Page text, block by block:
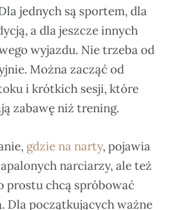
jednych są sportem, dla
a dla jeszcze innych
wyjazdu. Nie trzeba od
Można zacząć od
i krótkich sesji, które
zabawę niż trening.
gdzie na narty, pojawia
narciarzy, ale też
prostu chcą spróbować
Dla początkujących ważne